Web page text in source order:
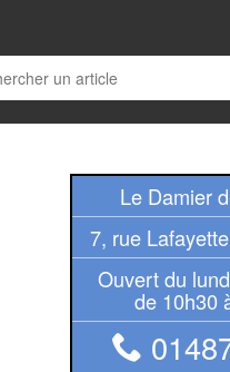
Le Damier
7, rue
Ouvert du
de 10h30